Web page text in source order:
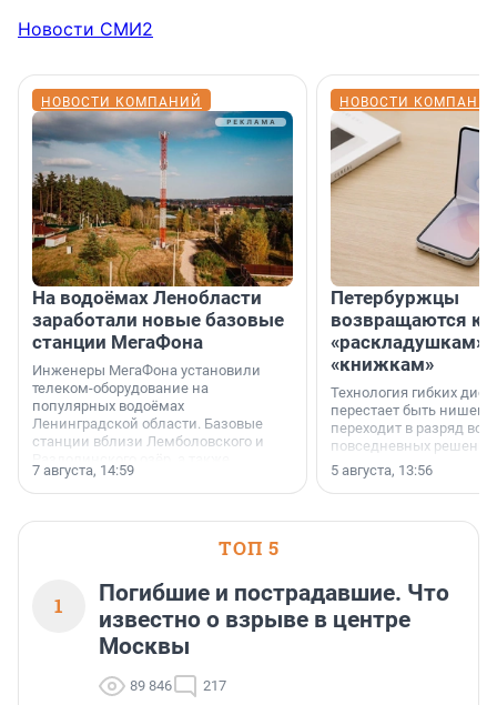
Новости СМИ2
НОВОСТИ КОМПАНИЙ
На водоёмах Ленобласти
заработали новые базовые
станции МегаФона
Инженеры МегаФона установили
телеком-оборудование на
популярных водоёмах
Ленинградской области. Базовые
станции вблизи Лемболовского и
недалеко от Большого Тосненского
водопада.
7 августа, 14:59
НОВОСТИ
Петербуржцы
возвращаются к
«раскладушкам»
«книжкам»
Технология гибких
перестает быть
переходит в разряд
повседневных
5 августа, 13:56
ТОП 5
1
Погибшие и пострадавшие. Что
известно о взрыве в центре
Москвы
89 846 217